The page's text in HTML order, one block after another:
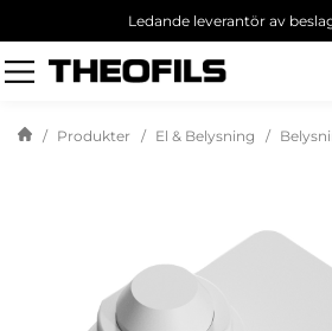
Ledande leverantör av
Sök
produkt
Produkter El & Belysning